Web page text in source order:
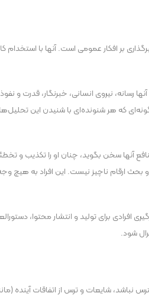
بر افکار عمومی است. آنها با
رسانه، نیروی انسانی، خبرنگار، قدرت و
که هر شنونده‌ای با شنیدن این تحلیل‌ها
منافع آنها سخن بگوید، چنان او را تکذیب و
ارقام ناچیز نیست. این افراد به هیچ
افرادی برای تولید و انتشار محتوا،
شود.
شایعات و ترس از اتفاقات آینده